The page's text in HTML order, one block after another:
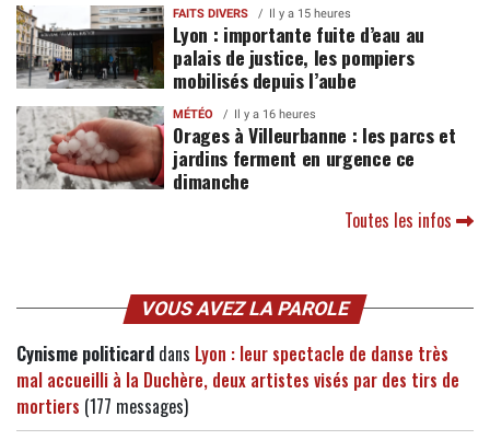
FAITS DIVERS Il y a 15 heures
Lyon : importante fuite d’eau au
palais de justice, les pompiers
mobilisés depuis l’aube
MÉTÉO Il y a 16 heures
Orages à Villeurbanne : les parcs et
jardins ferment en urgence ce
dimanche
Toutes les infos
VOUS AVEZ LA PAROLE
Cynisme politicard dans Lyon : leur spectacle de danse très
mal accueilli à la Duchère, deux artistes visés par des tirs de
mortiers (177 messages)